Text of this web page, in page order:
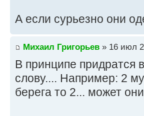
А если сурьезно они
Михаил Григорьев » 16 июл
В принципе придратся
слову.... Например: 2
берега то 2... может